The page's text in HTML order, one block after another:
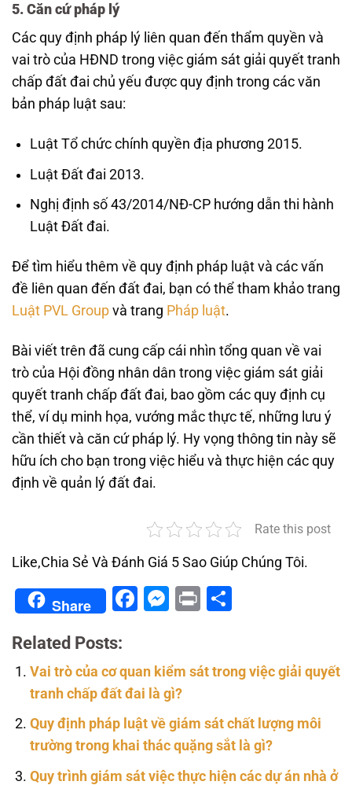
5. Căn cứ pháp lý
Các quy định pháp lý liên quan đến thẩm quyền và
vai trò của HĐND trong việc giám sát giải quyết tranh
chấp đất đai chủ yếu được quy định trong các văn
bản pháp luật sau:
Luật Tổ chức chính quyền địa phương 2015.
Luật Đất đai 2013.
Nghị định số 43/2014/NĐ-CP hướng dẫn thi hành
Luật Đất đai.
Để tìm hiểu thêm về quy định pháp luật và các vấn
đề liên quan đến đất đai, bạn có thể tham khảo trang
Luật PVL Group và trang Pháp luật.
Bài viết trên đã cung cấp cái nhìn tổng quan về vai
trò của Hội đồng nhân dân trong việc giám sát giải
quyết tranh chấp đất đai, bao gồm các quy định cụ
thể, ví dụ minh họa, vướng mắc thực tế, những lưu ý
cần thiết và căn cứ pháp lý. Hy vọng thông tin này sẽ
hữu ích cho bạn trong việc hiểu và thực hiện các quy
định về quản lý đất đai.
Rate this post
Like,Chia Sẻ Và Đánh Giá 5 Sao Giúp Chúng Tôi.
Share Facebook
Messenger
Print
Related Posts:
Vai trò của cơ quan kiểm sát trong việc giải quyết
tranh chấp đất đai là gì?
Quy định pháp luật về giám sát chất lượng môi
trường trong khai thác quặng sắt là gì?
Quy trình giám sát việc thực hiện các dự án nhà ở